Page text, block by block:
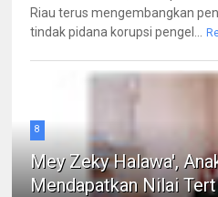
Riau terus mengembangkan
tindak pidana korupsi pengel...
8
Mey Zeky Halawa',
Mendapatkan Nilai